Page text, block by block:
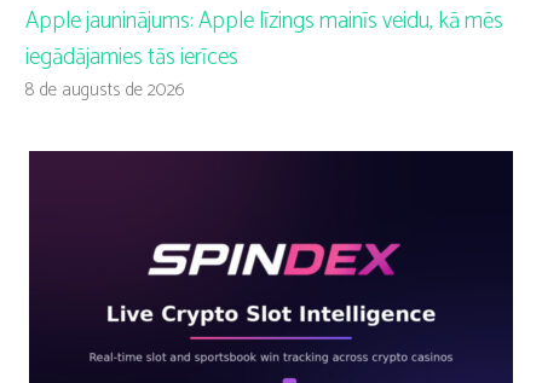
Apple jauninājums: Apple līzings mainīs veidu, kā mēs
iegādājamies tās ierīces
8 de augusts de 2026